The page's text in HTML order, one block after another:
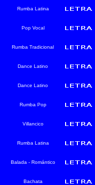
Rumba Latina
Pop Vocal
Rumba Tradicional
Dance Latino
Dance Latino
Rumba Pop
Villancico
Rumba Latina
Balada - Romántico
Bachata